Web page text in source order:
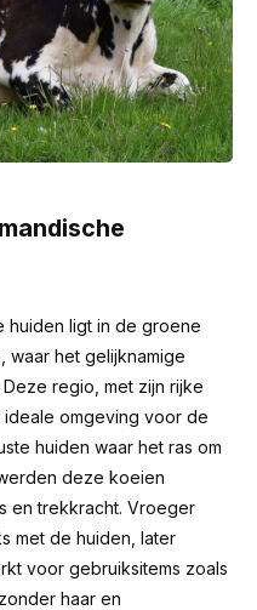
huiden ligt in de groene
waar het gelijknamige
regio, met zijn rijke
omgeving voor de
huiden waar het ras om
deze koeien
en trekkracht. Vroeger
met de huiden, later
voor gebruiksitems zoals
haar en